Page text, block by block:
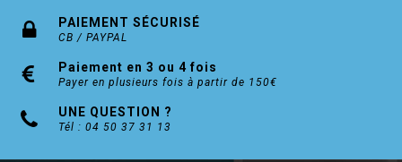
PAIEMENT SÉCURISÉ
CB / PAYPAL
Paiement en 3 ou 4 fois
Payer en plusieurs fois à partir de 150€
UNE QUESTION ?
Tél : 04 50 37 31 13